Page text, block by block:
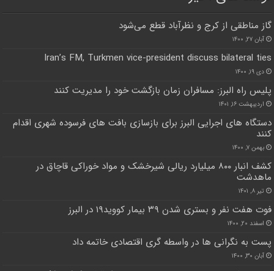
گاز مناطقی از کرج و نظرآباد قطع می‌شود
آبان ۲۷, ۱۴۰۰
Iran’s FM, Turkmen vice-president discuss bilateral ties
دی ۱۹, ۱۴۰۰
پلیس راه البرز: مسافران زمان بازگشت خود را مدیریت کنند
اردیبهشت ۱۶, ۱۴۰۱
دستگاه های اجرایی البرز برای بازسازی بافت های فرسوده شهری اقدام
کنند
بهمن ۷, ۱۴۰۰
کشف انبار ۸۰۰ میلیارد ریالی شیرخشک و مواد خوراکی قاچاق در
ماهدشت
تیر ۸, ۱۴۰۱
فوت هفت نفر و بستری شدن ۳۹ بیمار کووید۱۹ در البرز
اسفند ۲۰, ۱۴۰۰
پست به نگرانی ها در واسطه گری اقتصادی خاتمه داد
آبان ۳۰, ۱۴۰۰